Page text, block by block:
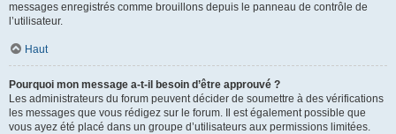
messages enregistrés comme brouillons depuis le panneau de contrôle de
l’utilisateur.
Haut
Pourquoi mon message a-t-il besoin d’être approuvé ?
Les administrateurs du forum peuvent décider de soumettre à des vérifications
les messages que vous rédigez sur le forum. Il est également possible que
vous ayez été placé dans un groupe d’utilisateurs aux permissions limitées.